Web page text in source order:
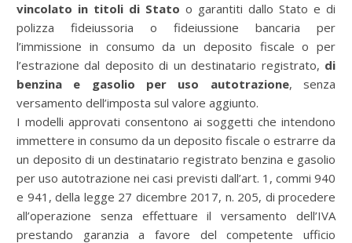
vincolato in titoli di Stato o garantiti dallo Stato e di
polizza fideiussoria o fideiussione bancaria per
l’immissione in consumo da un deposito fiscale o per
l’estrazione dal deposito di un destinatario registrato, di
benzina e gasolio per uso autotrazione, senza
versamento dell’imposta sul valore aggiunto.
I modelli approvati consentono ai soggetti che intendono
immettere in consumo da un deposito fiscale o estrarre da
un deposito di un destinatario registrato benzina e gasolio
per uso autotrazione nei casi previsti dall’art. 1, commi 940
e 941, della legge 27 dicembre 2017, n. 205, di procedere
all’operazione senza effettuare il versamento dell’IVA
prestando garanzia a favore del competente ufficio